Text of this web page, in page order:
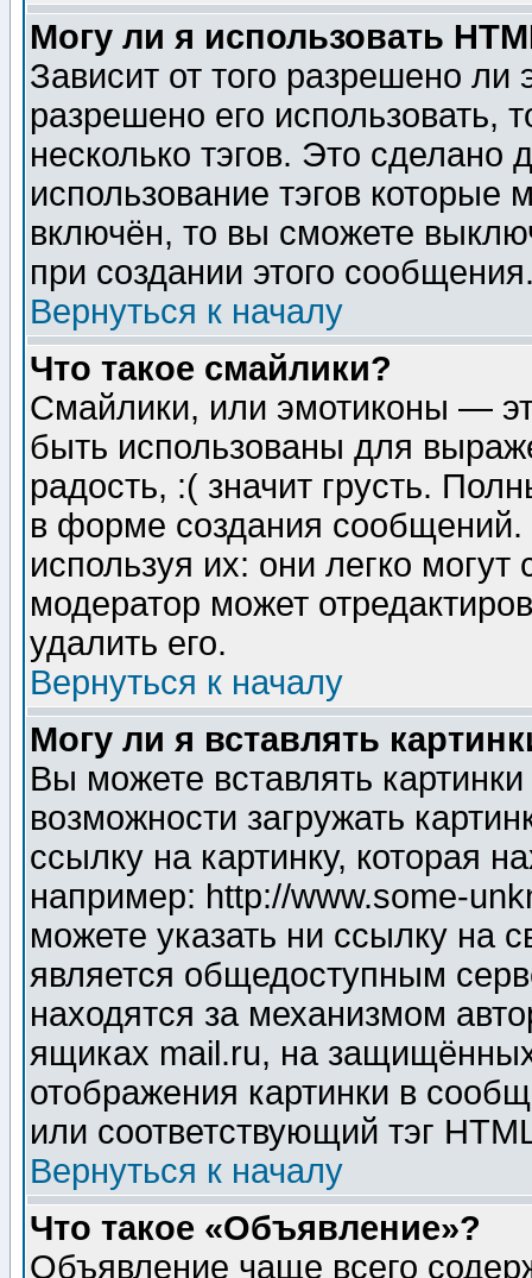
Могу ли я использовать
Зависит от того разрешено
разрешено его использовать,
несколько тэгов. Это сделано
использование тэгов
включён, то вы сможете
при создании этого
Вернуться к началу
Что такое смайлики?
Смайлики, или эмотиконы —
быть использованы для
радость, :( значит грусть.
в форме создания сообщений.
используя их: они легко
модератор может
удалить его.
Вернуться к началу
Могу ли я вставлять
Вы можете вставлять
возможности загружать
ссылку на картинку, которая
например: http://www.some-
можете указать ни ссылку на
является общедоступным
находятся за механизмом
ящиках mail.ru, на
отображения картинки в
или соответствующий тэг
Вернуться к началу
Что такое «Объявление»?
Объявление чаще всего